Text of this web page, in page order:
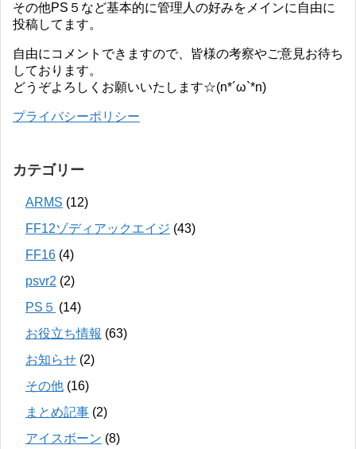
その他PS５など基本的に管理人の好みをメインに自由に
投稿してます。
自由にコメントできますので、皆様の考察やご意見お待ち
しております。
どうぞよろしくお願いいたします☆(n*´ω`*n)
プライバシーポリシー
カテゴリー
ARMS (12)
FF12ゾディアックエイジ (43)
FF16 (4)
psvr2 (2)
PS５ (14)
お役立ち情報 (63)
お知らせ (2)
その他 (16)
まとめ記事 (2)
アイスボーン (8)